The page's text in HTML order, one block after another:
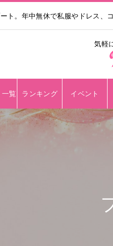
ト。年中無休で私服やドレス
気軽
一覧 ランキング イベント